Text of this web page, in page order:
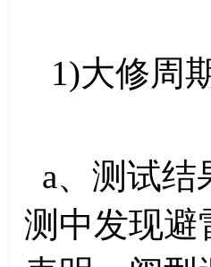
1)大修周
a、测试结
测中发现避